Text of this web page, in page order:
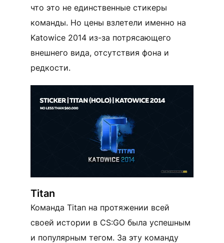
что это не единственные стикеры
команды. Но цены взлетели именно на
Katowice 2014 из-за потрясающего
внешнего вида, отсутствия фона и
редкости.
Titan
Команда Titan на протяжении всей
своей истории в CS:GO была успешным
и популярным тегом. За эту команду